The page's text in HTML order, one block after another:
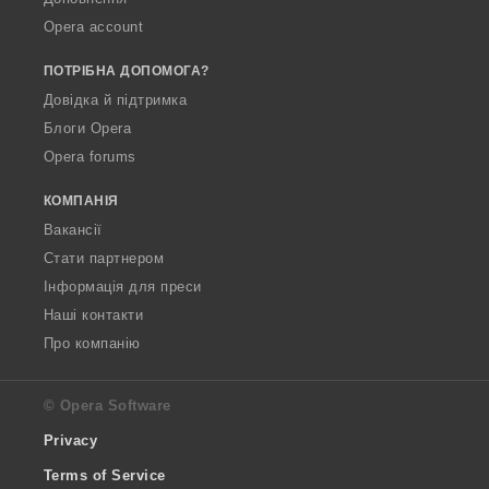
Opera account
ПОТРІБНА ДОПОМОГА?
Довідка й підтримка
Блоги Opera
Opera forums
КОМПАНІЯ
Вакансії
Стати партнером
Інформація для преси
Наші контакти
Про компанію
© Opera Software
Privacy
Terms of Service